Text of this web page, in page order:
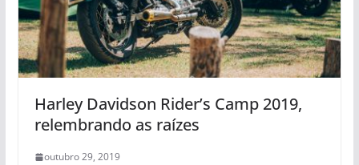
Harley Davidson Rider’s Camp 2019,
relembrando as raízes
outubro 29, 2019